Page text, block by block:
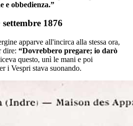
e obbedienza.”
1876
apparve all'incirca alla stessa ora,
dire: “Dovrebbero pregare; io darò
questo, unì le mani e poi
i Vespri stava suonando.